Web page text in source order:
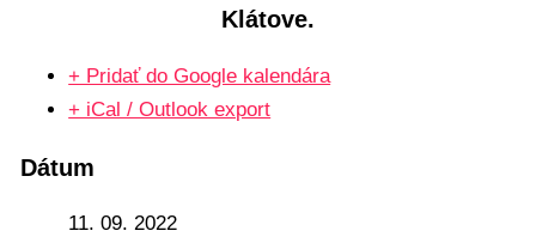
Klátove.
+ Pridať do Google kalendára
+ iCal / Outlook export
Dátum
11. 09. 2022